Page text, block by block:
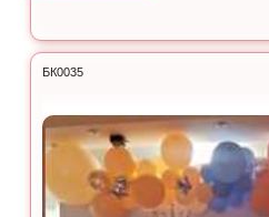
БК0035